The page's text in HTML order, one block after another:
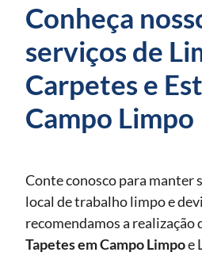
Conheça
serviços de
Carpetes e
Campo Limpo
Conte conosco para manter
local de trabalho limpo e
recomendamos a realização
Tapetesem Campo Limpoe